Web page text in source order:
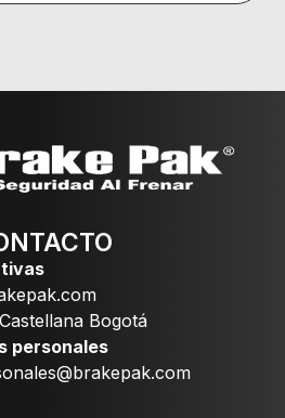
Bogotá
personales